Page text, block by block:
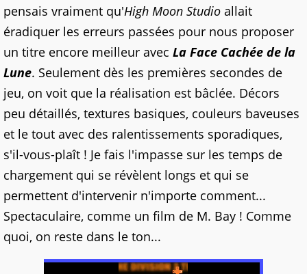
pensais vraiment qu'High Moon Studio allait
éradiquer les erreurs passées pour nous proposer
un titre encore meilleur avec La Face Cachée de la
Lune. Seulement dès les premières secondes de
jeu, on voit que la réalisation est bâclée. Décors
peu détaillés, textures basiques, couleurs baveuses
et le tout avec des ralentissements sporadiques,
s'il-vous-plaît ! Je fais l'impasse sur les temps de
chargement qui se révèlent longs et qui se
permettent d'intervenir n'importe comment...
Spectaculaire, comme un film de M. Bay ! Comme
quoi, on reste dans le ton...